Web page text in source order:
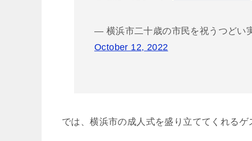
— 横浜市二十歳の市民を祝うつどい
October 12, 2022
では、横浜市の成人式を盛り立ててくれるゲ